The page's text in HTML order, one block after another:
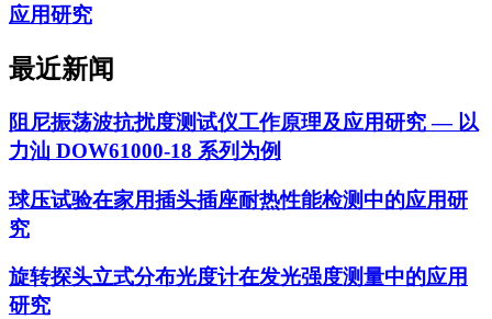
应用研究
最近新闻
阻尼振荡波抗扰度测试仪工作原理及应用研究 — 以
力汕 DOW61000-18 系列为例
球压试验在家用插头插座耐热性能检测中的应用研
究
旋转探头立式分布光度计在发光强度测量中的应用
研究